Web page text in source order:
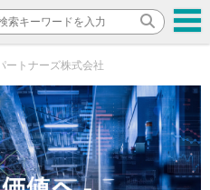
ートナーズ株式会社